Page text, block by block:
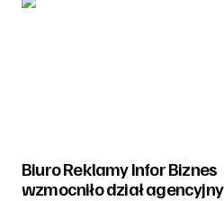
Biuro Reklamy Infor Biznes
wzmocniło dział agencyjny